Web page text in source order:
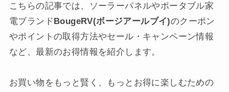
こちらの記事では、ソーラーパネルやポータブル家
電ブランドBougeRV(ボージアールブイ)のクーポン
やポイントの取得方法やセール・キャンペーン情報
など、最新のお得情報を紹介します。
お買い物をもっと賢く、もっとお得に楽しむための